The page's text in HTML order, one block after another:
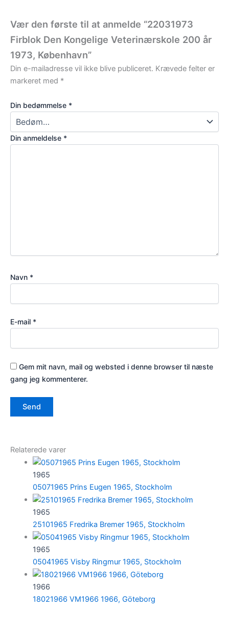
Vær den første til at anmelde “22031973
Firblok Den Kongelige Veterinærskole 200 år
1973, København”
Din e-mailadresse vil ikke blive publiceret. Krævede felter er
markeret med *
Din bedømmelse *
Din anmeldelse *
Navn *
E-mail *
Gem mit navn, mail og websted i denne browser til næste
gang jeg kommenterer.
Relaterede varer
1965
05071965 Prins Eugen 1965, Stockholm
1965
25101965 Fredrika Bremer 1965, Stockholm
1965
05041965 Visby Ringmur 1965, Stockholm
1966
18021966 VM1966 1966, Göteborg